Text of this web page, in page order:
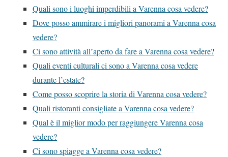
Quali sono i luoghi imperdibili a Varenna cosa vedere?
Dove posso ammirare i migliori panorami a Varenna cosa
vedere?
Ci sono attività all’aperto da fare a Varenna cosa vedere?
Quali eventi culturali ci sono a Varenna cosa vedere
durante l’estate?
Come posso scoprire la storia di Varenna cosa vedere?
Quali ristoranti consigliate a Varenna cosa vedere?
Qual è il miglior modo per raggiungere Varenna cosa
vedere?
Ci sono spiagge a Varenna cosa vedere?